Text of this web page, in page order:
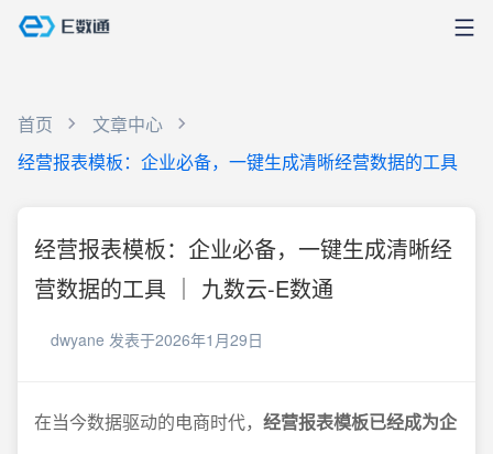
首页
文章中心
经营报表模板：企业必备，一键生成清晰经营数据的工具
经营报表模板：企业必备，一键生成清晰经
营数据的工具 ｜ 九数云-E数通
dwyane 发表于2026年1月29日
在当今数据驱动的电商时代， 经营报表模板已经成为企